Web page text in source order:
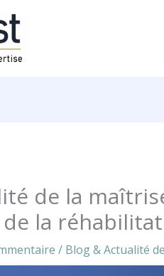
de la
de la
/ Blog & Actualité